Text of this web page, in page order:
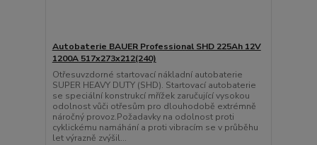
Autobaterie BAUER Professional SHD 225Ah 12V
1200A 517x273x212(240)
Otřesuvzdorné startovací nákladní autobaterie
SUPER HEAVY DUTY (SHD). Startovací autobaterie
se speciální konstrukcí mřížek zaručující vysokou
odolnost vůči otřesům pro dlouhodobě extrémně
náročný provoz.Požadavky na odolnost proti
cyklickému namáhání a proti vibracím se v průběhu
let výrazně zvýšil...